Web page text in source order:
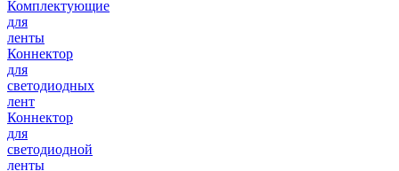
Комплектующие
для
ленты
Коннектор
для
светодиодных
лент
Коннектор
для
светодиодной
ленты